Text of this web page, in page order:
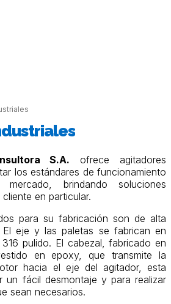
S.A. ofrece agitadores
los estándares de funcionamiento
brindando soluciones
en particular.
para su fabricación son de alta
eje y las paletas se fabrican en
pulido. El cabezal, fabricado en
en epoxy, que transmite la
hacia el eje del agitador, esta
un fácil desmontaje y para realizar
sean necesarios.